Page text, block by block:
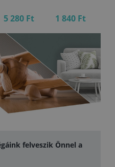
5 280 Ft 1 840 Ft
felveszik Önnel a